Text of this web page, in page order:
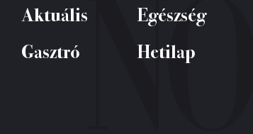
Aktuális Egészség
Gasztró
Hetilap